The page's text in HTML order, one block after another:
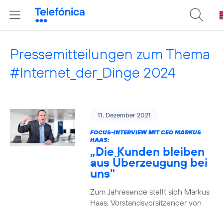
Pressemitteilungen zum Thema
#Internet_der_Dinge 2024
11. Dezember 2021
FOCUS-INTERVIEW MIT CEO MARKUS
HAAS:
„Die Kunden bleiben
aus Überzeugung bei
uns"
Zum Jahresende stellt sich Markus
Haas, Vorstandsvorsitzender von